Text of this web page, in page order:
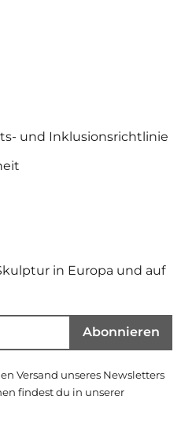
und Inklusionsrichtlinie
in Europa und auf
Abonnieren
Versand unseres Newsletters
findest du in unserer